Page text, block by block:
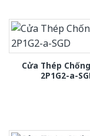
Cửa Thép
2P1G2-a-